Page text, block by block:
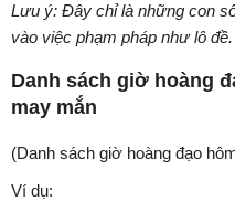
Lưu ý: Đây chỉ là những con
vào việc phạm pháp như lô đề.
Danh sách giờ hoàng
may mắn
(Danh sách giờ hoàng đạo
Ví dụ: